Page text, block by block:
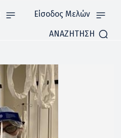
Είσοδος Μελών
ΑΝΑΖΗΤΗΣΗ